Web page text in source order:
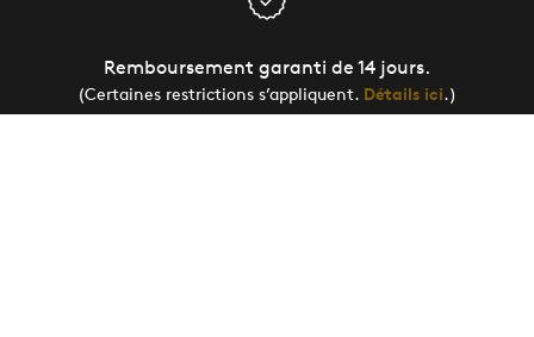
Remboursement garanti de 14 jours.
(Certaines restrictions s’appliquent. Détails ici.)